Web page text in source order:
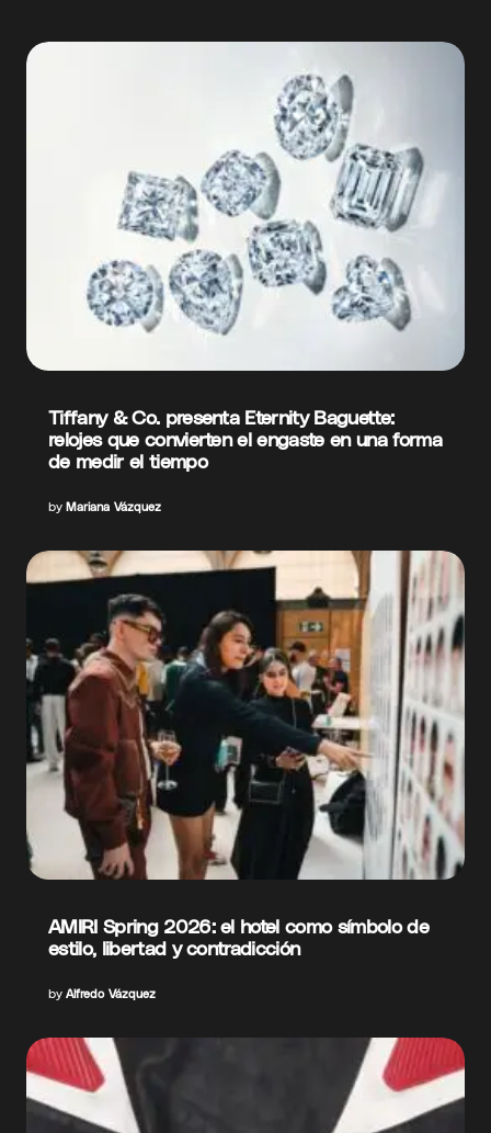
Tiffany & Co. presenta Eternity Baguette:
relojes que convierten el engaste en una forma
de medir el tiempo
by Mariana Vázquez
AMIRI Spring 2026: el hotel como símbolo de
estilo, libertad y contradicción
by Alfredo Vázquez